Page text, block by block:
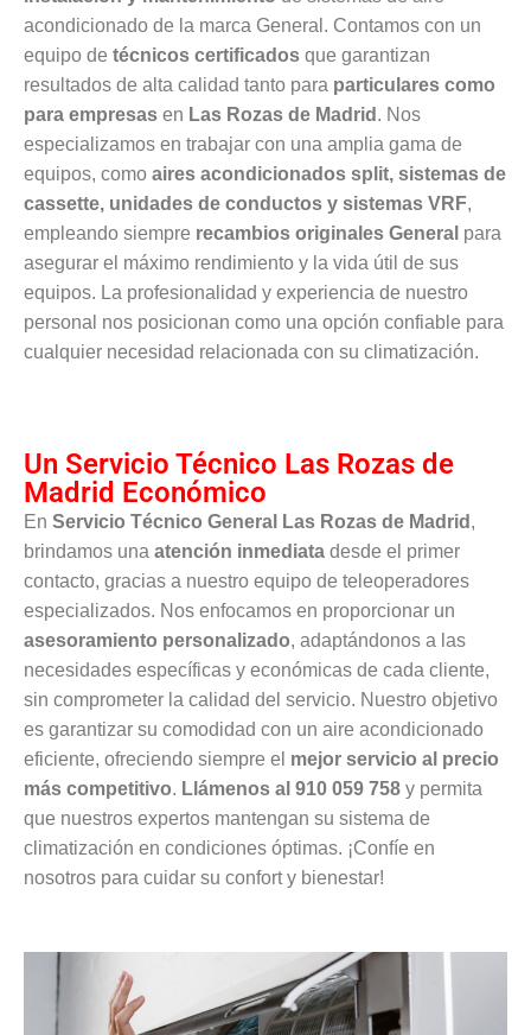
acondicionado de la marca General. Contamos con un
equipo de técnicos certificados que garantizan
resultados de alta calidad tanto para particulares como
para empresas en Las Rozas de Madrid . Nos
especializamos en trabajar con una amplia gama de
equipos, como aires acondicionados split, sistemas de
cassette, unidades de conductos y sistemas VRF,
empleando siempre recambios originales General para
asegurar el máximo rendimiento y la vida útil de sus
equipos. La profesionalidad y experiencia de nuestro
personal nos posicionan como una opción confiable para
cualquier necesidad relacionada con su climatización.
Un Servicio Técnico Las Rozas de
Madrid Económico
En Servicio Técnico General Las Rozas de Madrid ,
brindamos una atención inmediata desde el primer
contacto, gracias a nuestro equipo de teleoperadores
especializados. Nos enfocamos en proporcionar un
asesoramiento personalizado, adaptándonos a las
necesidades específicas y económicas de cada cliente,
sin comprometer la calidad del servicio. Nuestro objetivo
es garantizar su comodidad con un aire acondicionado
eficiente, ofreciendo siempre el mejor servicio al precio
más competitivo. Llámenos al 910 059 758 y permita
que nuestros expertos mantengan su sistema de
climatización en condiciones óptimas. ¡Confíe en
nosotros para cuidar su confort y bienestar!